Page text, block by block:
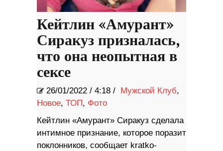
Кейтлин «Амурант»
Сиракуз призналась,
что она неопытная в
сексе
26/01/2022 / 4:18 / Мужской Клуб,
Новое, ТОП, Фото
Кейтлин «Амурант» Сиракуз сделала
интимное признание, которое поразит
поклонников, сообщает kratko-